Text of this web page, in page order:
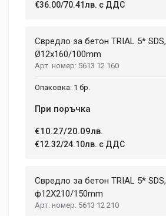
€36.00/70.41лв. с ДДС
Свредло за бетон TRIAL 5* SDS,
Ø12x160/100mm
5613 12 160
1 бр.
При поръчка
€10.27/20.09лв.
€12.32/24.10лв. с ДДС
Свредло за бетон TRIAL 5* SDS,
ф12X210/150mm
5613 12 210